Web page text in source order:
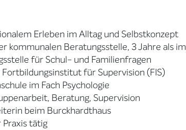
Erleben im Alltag und Selbstkonzept
kommunalen Beratungsstelle, 3 Jahre als im
für Schul- und Familienfragen
für Supervision (FIS)
im Fach Psychologie
Beratung, Supervision
beim Burckhardthaus
Praxis tätig